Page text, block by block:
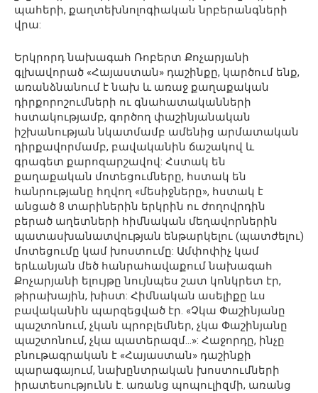
պահերի, քաղտեխնոլոգիական նրբերանգների
վրա:
Երկրորդ նախագահ Ռոբերտ Քոչարյանի
գլխավորած «Հայաստան» դաշինքը, կարծում ենք,
առանձնանում է նախ և առաջ քաղաքական
դիրքորոշումների ու գնահատականների
հստակությամբ, գործող փաշինյանական
իշխանության նկատմամբ ամենից արմատական
դիրքավորմամբ, բավականին ճաշակով և
գրագետ քարոզարշավով: Հստակ են
քաղաքական մոտեցումները, հստակ են
հանրությանը հղվող «մեսիջները», հստակ է
անցած 8 տարիներին երկրին ու ժողովրդին
բերած աղետների հիմնական մեղավորներին
պատասխանատվության ենթարկելու (պատժելու)
մոտեցումը կամ խոստումը: Ամփոփիչ կամ
երևանյան մեծ հանրահավաքում նախագահ
Քոչարյանի ելույթը նույնպես շատ կոնկրետ էր,
թիրախային, խիստ: Հիմնական ասելիքը ևս
բավականին պարզեցված էր. «Չկա Փաշինյանը
պաշտոնում, չկան պրոբլեմներ, չկա Փաշինյանը
պաշտոնում, չկա պատերազմ…»: Հաջորդը, ինչը
բնութագրական է «Հայաստան» դաշինքի
պարագայում, նախընտրական խոստումների
իրատեսությունն է. առանց պոպուլիզմի, առանց